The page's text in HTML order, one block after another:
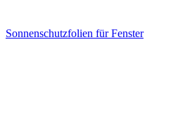
Sonnenschutzfolien für Fenster